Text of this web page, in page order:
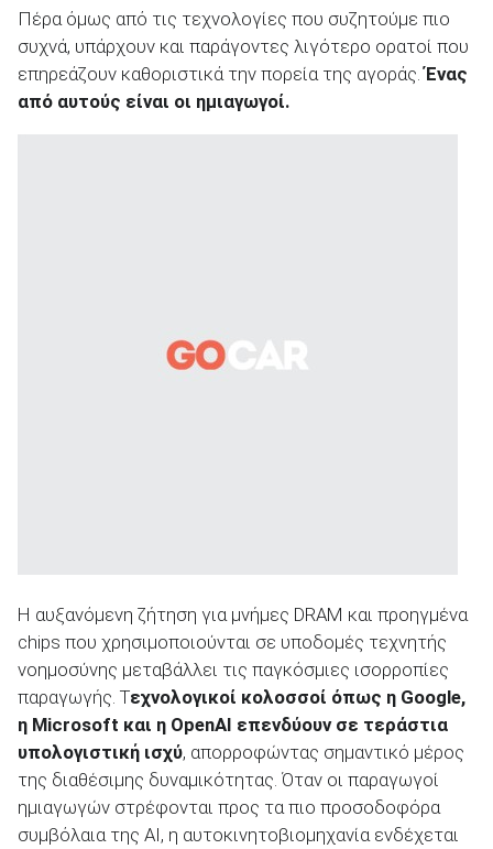
Πέρα όμως από τις τεχνολογίες που συζητούμε πιο
συχνά, υπάρχουν και παράγοντες λιγότερο ορατοί που
επηρεάζουν καθοριστικά την πορεία της αγοράς.Ένας
από αυτούς είναι οι ημιαγωγοί.
Η αυξανόμενη ζήτηση για μνήμες DRAM και προηγμένα
chips που χρησιμοποιούνται σε υποδομές τεχνητής
νοημοσύνης μεταβάλλει τις παγκόσμιες ισορροπίες
παραγωγής. Τεχνολογικοί κολοσσοί όπως η Google,
η Microsoft και η OpenAI επενδύουν σε τεράστια
υπολογιστική ισχύ, απορροφώντας σημαντικό μέρος
της διαθέσιμης δυναμικότητας. Όταν οι παραγωγοί
ημιαγωγών στρέφονται προς τα πιο προσοδοφόρα
συμβόλαια της ΑΙ, η αυτοκινητοβιομηχανία ενδέχεται